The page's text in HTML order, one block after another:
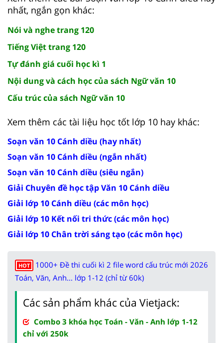
nhất, ngắn gọn khác:
Nói và nghe trang 120
Tiếng Việt trang 120
Tự đánh giá cuối học kì 1
Nội dung và cách học của sách Ngữ văn 10
Cấu trúc của sách Ngữ văn 10
Xem thêm các tài liệu học tốt lớp 10 hay khác:
Soạn văn 10 Cánh diều (hay nhất)
Soạn văn 10 Cánh diều (ngắn nhất)
Soạn văn 10 Cánh diều (siêu ngắn)
Giải Chuyên đề học tập Văn 10 Cánh diều
Giải lớp 10 Cánh diều (các môn học)
Giải lớp 10 Kết nối tri thức (các môn học)
Giải lớp 10 Chân trời sáng tạo (các môn học)
HOT
1000+ Đề thi cuối kì 2 file word cấu trúc mới 2026
Toán, Văn, Anh... lớp 1-12 (chỉ từ 60k)
Các sản phẩm khác của Vietjack:
Combo 3 khóa học Toán - Văn - Anh lớp 1-12
chỉ với 250k